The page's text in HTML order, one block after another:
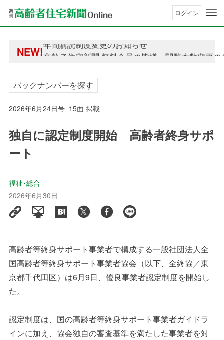
ログイン
NEW!高齢者住宅新聞 無料会員の皆様へ閲覧本数変更
高齢者住宅新聞 無料会員の皆様へ閲覧本数変更
バックナンバーを探す
2026年6月24日号 15面 掲載
独自に認定制度開始 高齢者終身サポ
ート
福祉･総合
2026年6月30日
高齢者等終身サポート事業者で構成する一般社団法人全
国高齢者等終身サポート事業者協会（以下、全終協／東
京都千代田区）は6月9日、優良事業者認定制度を開始し
た。
認定制度は、国の高齢者等終身サポート事業者ガイドラ
インに加え、協会独自の審査基準を満たした事業者を対